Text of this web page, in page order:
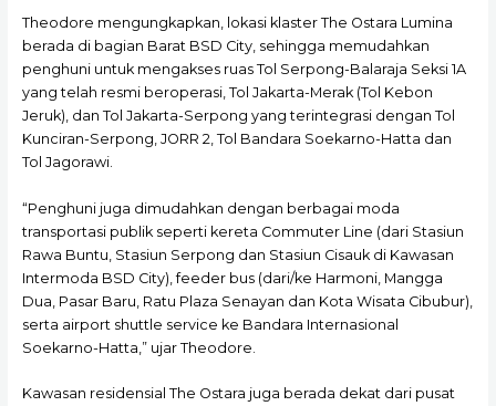
Theodore mengungkapkan, lokasi klaster The Ostara Lumina
berada di bagian Barat BSD City, sehingga memudahkan
penghuni untuk mengakses ruas Tol Serpong-Balaraja Seksi 1A
yang telah resmi beroperasi, Tol Jakarta-Merak (Tol Kebon
Jeruk), dan Tol Jakarta-Serpong yang terintegrasi dengan Tol
Kunciran-Serpong, JORR 2, Tol Bandara Soekarno-Hatta dan
Tol Jagorawi.
“Penghuni juga dimudahkan dengan berbagai moda
transportasi publik seperti kereta Commuter Line (dari Stasiun
Rawa Buntu, Stasiun Serpong dan Stasiun Cisauk di Kawasan
Intermoda BSD City), feeder bus (dari/ke Harmoni, Mangga
Dua, Pasar Baru, Ratu Plaza Senayan dan Kota Wisata Cibubur),
serta airport shuttle service ke Bandara Internasional
Soekarno-Hatta,” ujar Theodore.
Kawasan residensial The Ostara juga berada dekat dari pusat